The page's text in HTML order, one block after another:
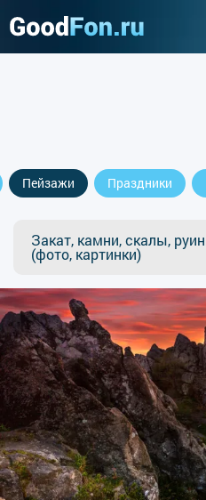
Пейзажи Праздники
Закат, камни, скалы,
(фото, картинки)